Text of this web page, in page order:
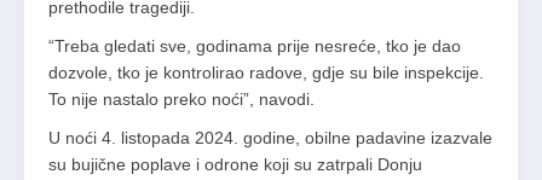
prethodile tragediji.
“Treba gledati sve, godinama prije nesreće, tko je dao
dozvole, tko je kontrolirao radove, gdje su bile inspekcije.
To nije nastalo preko noći”, navodi.
U noći 4. listopada 2024. godine, obilne padavine izazvale
su bujične poplave i odrone koji su zatrpali Donju